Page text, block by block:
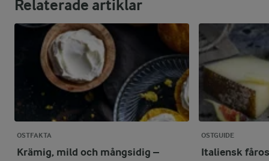
Relaterade artiklar
OSTFAKTA
Krämig, mild och mångsidig –
OSTGUIDE
Italiensk